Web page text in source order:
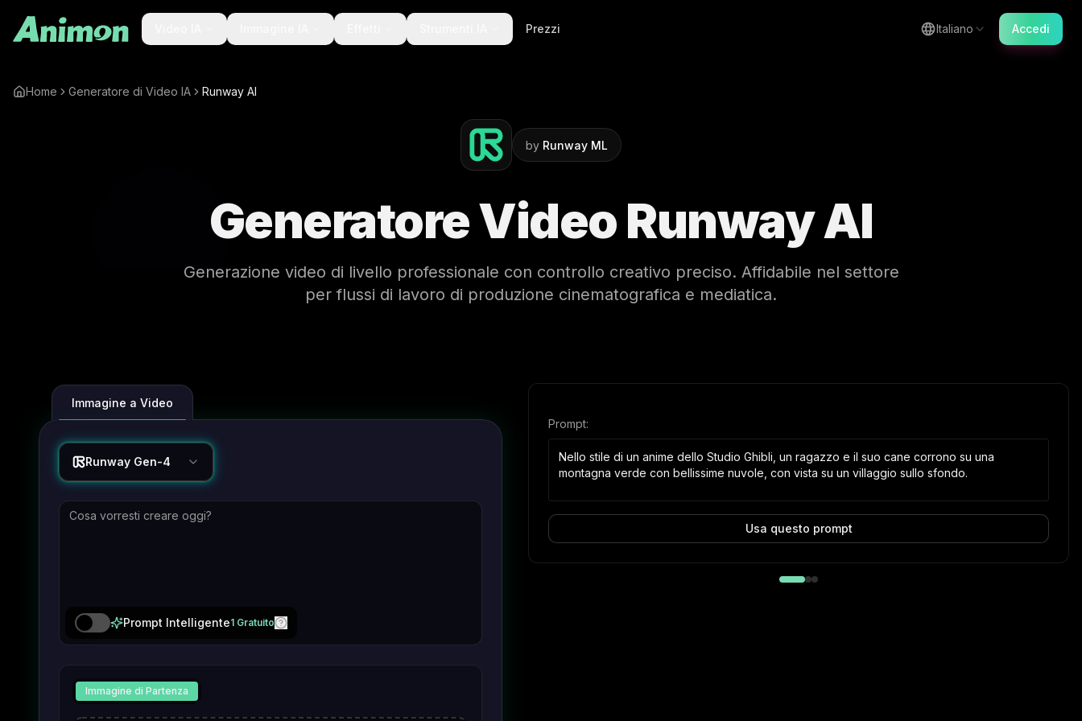
Prezzi Italiano Accedi
Home Generatore di Video IA Runway AI
by Runway ML
Generatore Video Runway AI
Generazione video di livello professionale con controllo creativo preciso. Affidabile nel settore
per flussi di lavoro di produzione cinematografica e mediatica.
Immagine a Video
Runway Gen-4
Prompt Intelligente1 Gratuito
Immagine di Partenza
Prompt:
Nello stile di un anime dello Studio Ghibli, un ragazzo e il suo cane corrono su una
montagna verde con bellissime nuvole, con vista su un villaggio sullo sfondo.
Usa questo prompt